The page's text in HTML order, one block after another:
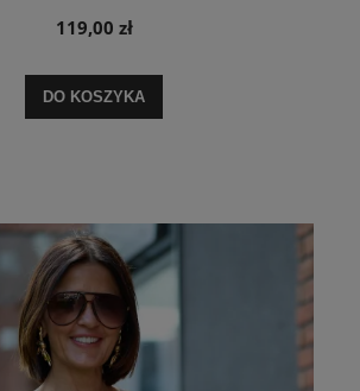
119,00 zł
DO KOSZYKA